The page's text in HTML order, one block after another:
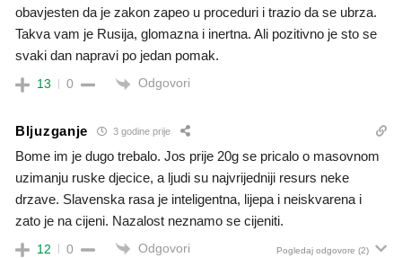
obavjesten da je zakon zapeo u proceduri i trazio da se ubrza.
Takva vam je Rusija, glomazna i inertna. Ali pozitivno je sto se
svaki dan napravi po jedan pomak.
13 0 Odgovori
Bljuzganje 3 godine prije
Bome im je dugo trebalo. Jos prije 20g se pricalo o masovnom
uzimanju ruske djecice, a ljudi su najvrijedniji resurs neke
drzave. Slavenska rasa je inteligentna, lijepa i neiskvarena i
zato je na cijeni. Nazalost neznamo se cijeniti.
12 0 Odgovori Pogledaj odgovore (2)